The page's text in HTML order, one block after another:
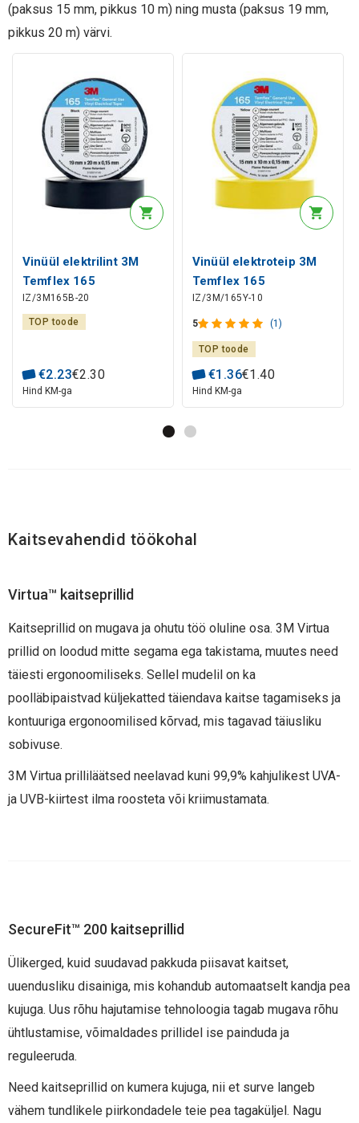
(paksus 15 mm, pikkus 10 m) ning musta (paksus 19 mm,
pikkus 20 m) värvi.
Vinüül elektrilint 3M
Temflex 165
19mmx15mmx20m,
must, 3M
IZ/3M165B-20
TOP toode
€2.23€2.30
Hind KM-ga
Vinüül elektroteip 3M
Temflex 165
15mmx15mmx10m,
kollane, 3M
IZ/3M/165Y-10
5 (1)
TOP toode
€1 .36€1.40
Hind KM-ga
Kaitsevahendid töökohal
Virtua™ kaitseprillid
Kaitseprillid on mugava ja ohutu töö oluline osa. 3M Virtua
prillid on loodud mitte segama ega takistama, muutes need
täiesti ergonoomiliseks. Sellel mudelil on ka
poolläbipaistvad küljekatted täiendava kaitse tagamiseks ja
kontuuriga ergonoomilised kõrvad, mis tagavad täiusliku
sobivuse.
3M Virtua prilliläätsed neelavad kuni 99,9% kahjulikest UVA-
ja UVB-kiirtest ilma roosteta või kriimustamata.
SecureFit™ 200 kaitseprillid
Ülikerged, kuid suudavad pakkuda piisavat kaitset,
uuendusliku disainiga, mis kohandub automaatselt kandja pea
kujuga. Uus rõhu hajutamise tehnoloogia tagab mugava rõhu
ühtlustamise, võimaldades prillidel ise painduda ja
reguleeruda.
Need kaitseprillid on kumera kujuga, nii et surve langeb
vähem tundlikele piirkondadele teie pea tagaküljel. Nagu